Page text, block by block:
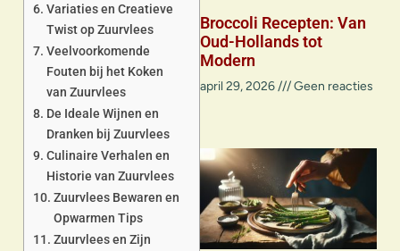
Variaties en Creatieve
Twist op Zuurvlees
Veelvoorkomende
Fouten bij het Koken
van Zuurvlees
De Ideale Wijnen en
Dranken bij Zuurvlees
Culinaire Verhalen en
Historie van Zuurvlees
Zuurvlees Bewaren en
Opwarmen Tips
Zuurvlees en Zijn
Broccoli Recepten: Van
Oud-Hollands tot
Modern
april 29, 2026 Geen reacties